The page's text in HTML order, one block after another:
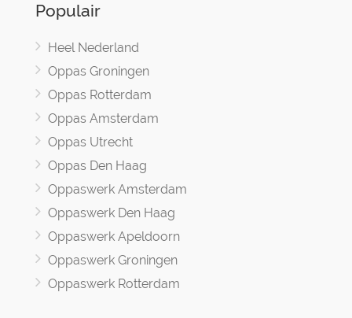
Populair
Heel Nederland
Oppas Groningen
Oppas Rotterdam
Oppas Amsterdam
Oppas Utrecht
Oppas Den Haag
Oppaswerk Amsterdam
Oppaswerk Den Haag
Oppaswerk Apeldoorn
Oppaswerk Groningen
Oppaswerk Rotterdam